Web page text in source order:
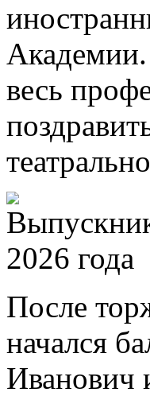
Академии.
весь
После
начался
Иванович